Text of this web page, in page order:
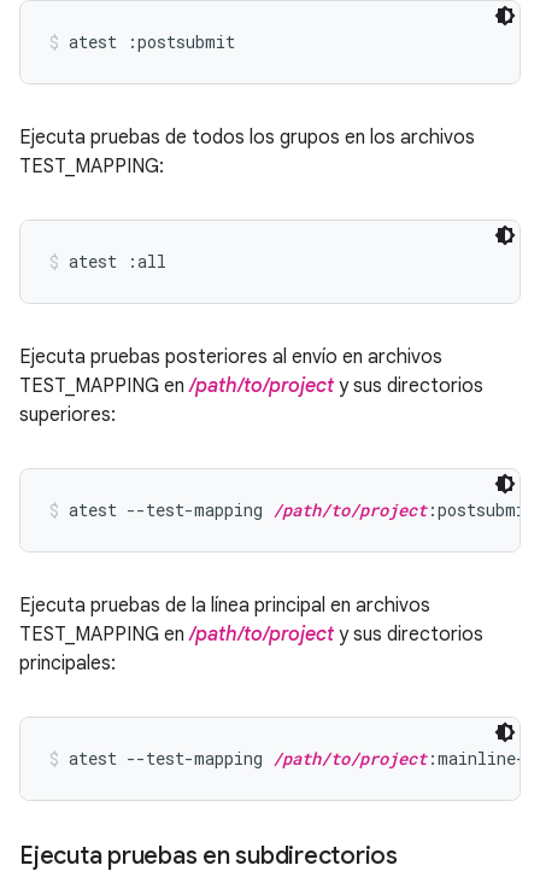
atest :postsubmit
Ejecuta pruebas de todos los grupos en los archivos
TEST_MAPPING:
atest :all
Ejecuta pruebas posteriores al envío en archivos
TEST_MAPPING en/path/to/projecty sus directorios
superiores:
atest --test-mapping /path/to/project:postsubmit
Ejecuta pruebas de la línea principal en archivos
TEST_MAPPING en/path/to/projecty sus directorios
principales:
atest --test-mapping /path/to/project:mainline-
Ejecuta pruebas en subdirectorios